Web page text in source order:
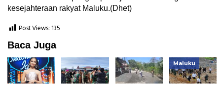
kesejahteraan rakyat Maluku.(Dhet)
Post Views: 135
Baca Juga
Maluku